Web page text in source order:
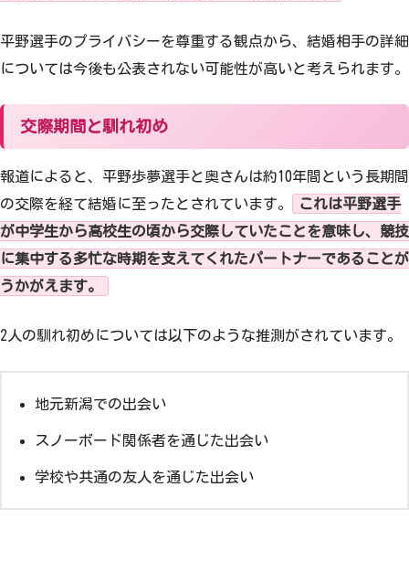
平野選手のプライバシーを尊重する観点から、結婚相手の詳細
については今後も公表されない可能性が高いと考えられます。
交際期間と馴れ初め
報道によると、平野歩夢選手と奥さんは約10年間という長期間
の交際を経て結婚に至ったとされています。
これは平野選手
が中学生から高校生の頃から交際していたことを意味し、競技
に集中する多忙な時期を支えてくれたパートナーであることが
うかがえます。
2人の馴れ初めについては以下のような推測がされています。
地元新潟での出会い
スノーボード関係者を通じた出会い
学校や共通の友人を通じた出会い